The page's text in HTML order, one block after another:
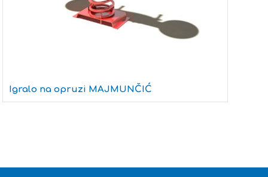
Igralo na opruzi MAJMUNČIĆ